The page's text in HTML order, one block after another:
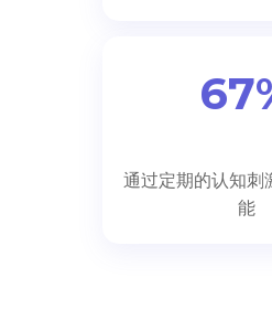
通过定期的认知刺
能